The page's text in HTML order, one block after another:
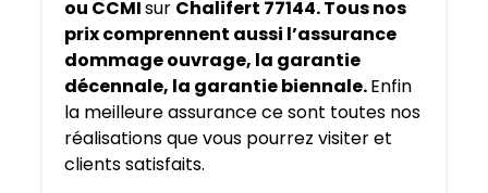
ou CCMIsur Chalifert 77144. Tous nos
prix comprennent aussi l’assurance
dommage ouvrage, la garantie
décennale, la garantie biennale.Enfin
la meilleure assurance ce sont toutes nos
réalisations que vous pourrez visiter et
clients satisfaits.